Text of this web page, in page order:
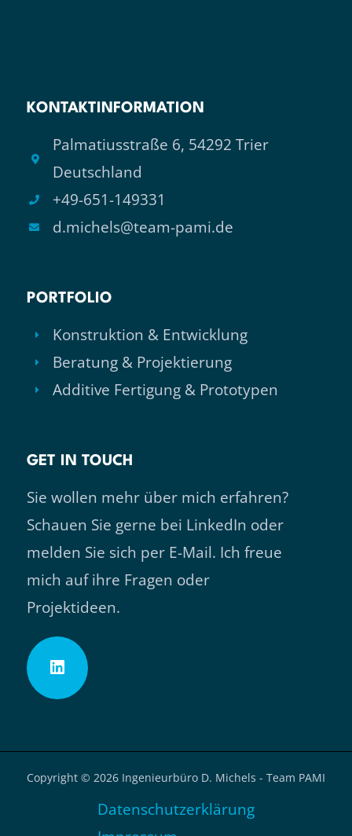
KONTAKTINFORMATION
Palmatiusstraße 6, 54292 Trier
Deutschland
+49-651-149331
d.michels@team-pami.de
PORTFOLIO
Konstruktion & Entwicklung
Beratung & Projektierung
Additive Fertigung & Prototypen
GET IN TOUCH
Sie wollen mehr über mich erfahren?
Schauen Sie gerne bei LinkedIn oder
melden Sie sich per E-Mail. Ich freue
mich auf ihre Fragen oder
Projektideen.
Copyright © 2026 Ingenieurbüro D. Michels - Team PAMI
Datenschutzerklärung